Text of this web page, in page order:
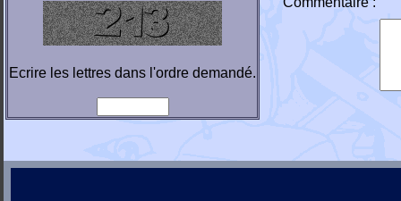
Ecrire les lettres dans l'ordre demandé.